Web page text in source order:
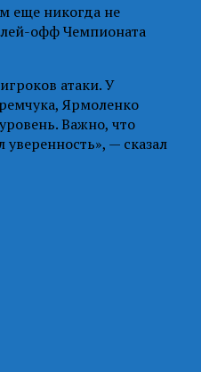
еще никогда не
офф Чемпионата
атаки. У
Ярмоленко
Важно, что
уверенность», — сказал